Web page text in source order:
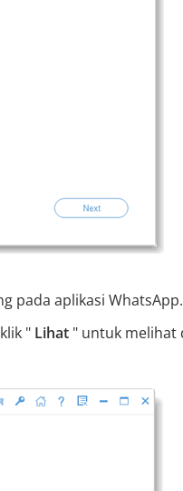
pada aplikasi WhatsApp.
" Lihat " untuk melihat